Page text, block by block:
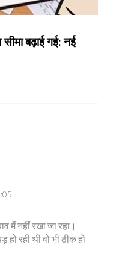
बढ़ाई गई: नई
में नहीं रखा जा रहा।
रही थी वो भी ठीक हो